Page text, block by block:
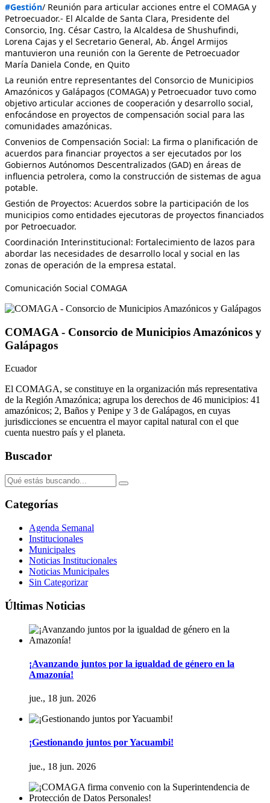
#Gestión/ Reunión para articular acciones entre el COMAGA y
Petroecuador.- El Alcalde de Santa Clara, Presidente del
Consorcio, Ing. César Castro, la Alcaldesa de Shushufindi,
Lorena Cajas y el Secretario General, Ab. Ángel Armijos
mantuvieron una reunión con la Gerente de Petroecuador
María Daniela Conde, en Quito
La reunión entre representantes del Consorcio de Municipios
Amazónicos y Galápagos (COMAGA) y Petroecuador tuvo como
objetivo articular acciones de cooperación y desarrollo social,
enfocándose en proyectos de compensación social para las
comunidades amazónicas.
Convenios de Compensación Social: La firma o planificación de
acuerdos para financiar proyectos a ser ejecutados por los
Gobiernos Autónomos Descentralizados (GAD) en áreas de
influencia petrolera, como la construcción de sistemas de agua
potable.
Gestión de Proyectos: Acuerdos sobre la participación de los
municipios como entidades ejecutoras de proyectos financiados
por Petroecuador.
Coordinación Interinstitucional: Fortalecimiento de lazos para
abordar las necesidades de desarrollo local y social en las
zonas de operación de la empresa estatal.
Comunicación Social COMAGA
COMAGA - Consorcio de Municipios Amazónicos y
Galápagos
Ecuador
El COMAGA, se constituye en la organización más representativa
de la Región Amazónica; agrupa los derechos de 46 municipios: 41
amazónicos; 2, Baños y Penipe y 3 de Galápagos, en cuyas
jurisdicciones se encuentra el mayor capital natural con el que
cuenta nuestro país y el planeta.
Buscador
Categorías
Agenda Semanal
Institucionales
Municipales
Noticias Institucionales
Noticias Municipales
Sin Categorizar
Últimas Noticias
¡Avanzando juntos por la igualdad de género en la
Amazonía!
jue., 18 jun. 2026
¡Gestionando juntos por Yacuambi!
jue., 18 jun. 2026